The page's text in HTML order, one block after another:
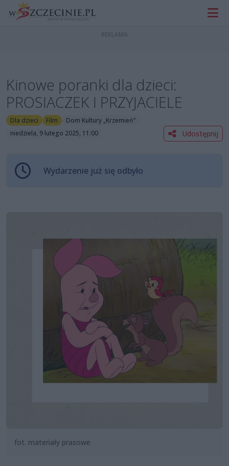
Kinowe poranki dla dzieci:
PROSIACZEK I PRZYJACIELE
Dla dzieci Film
Dom Kultury „Krzemień”
niedziela, 9 lutego 2025, 11:00
Udostępnij
Wydarzenie już się odbyło
fot. materiały prasowe